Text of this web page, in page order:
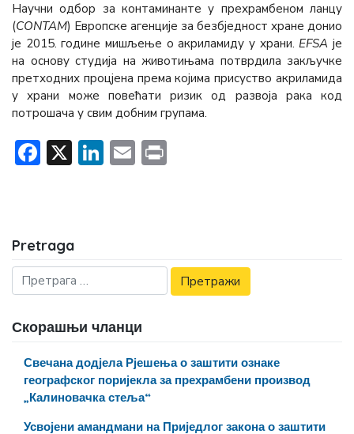
Научни одбор за контаминанте у прехрамбеном ланцу
(CONTAM) Европске агенције за безбједност хране донио
је 2015. године мишљење о акриламиду у храни.EFSA је
на основу студија на животињама потврдила закључке
претходних процјена према којима присуство акриламида
у храни може повећати ризик од развоја рака код
потрошача у свим добним групама.
Facebook
X LinkedIn
Email
Pretraga
Скорашњи чланци
Свечана додјела Рјешења о заштити ознаке
географског поријекла за прехрамбени производ
„Калиновачка стеља“
Усвојени амандмани на Приједлог закона о заштити